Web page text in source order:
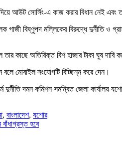
আউট সোর্সিং-এ কাজ করার বিধান নেই এবং
গাজী বিষ্ণুপদ মল্লিকের বিরুদ্ধে দুর্নীতি
কাছে অতিরিক্ত বিশ হাজার টাকা ঘুষ দাবি
মোবাইল সংযোগটি বিচ্ছিন্ন করে দেন।
দমন কমিশন সমন্বিত জেলা
, বাংলাদেশ, যশোর
বাঁধাগ্রস্ত হবে